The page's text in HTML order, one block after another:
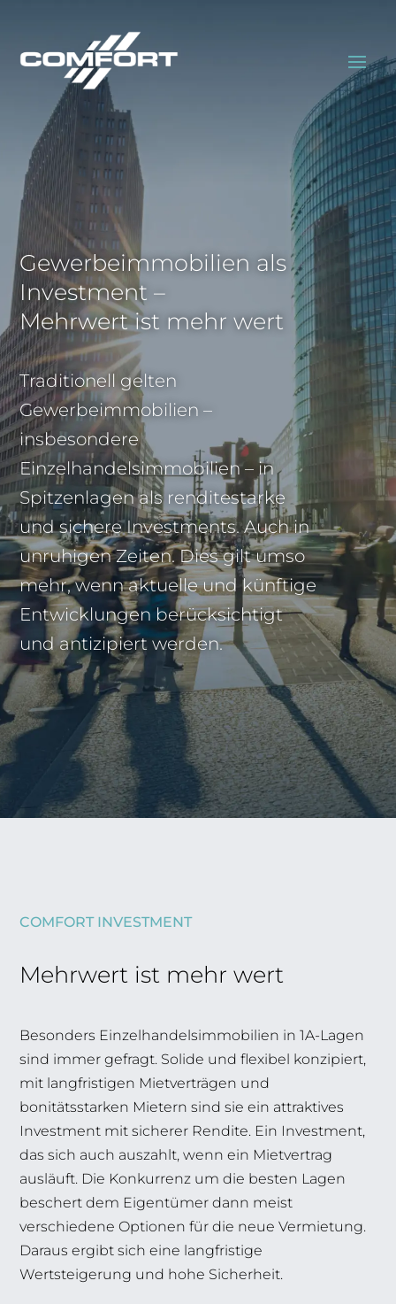
Gewerbeimmobilien als
Investment –
Mehrwert ist mehr wert
Traditionell gelten
Gewerbeimmobilien –
insbesondere
Einzelhandelsimmobilien – in
Spitzenlagen als renditestarke
und sichere Investments. Auch in
unruhigen Zeiten. Dies gilt umso
mehr, wenn aktuelle und künftige
Entwicklungen berücksichtigt
und antizipiert werden.
COMFORT INVESTMENT
Mehrwert ist mehr wert
Besonders Einzelhandelsimmobilien in 1A-Lagen
sind immer gefragt. Solide und flexibel konzipiert,
mit langfristigen Mietverträgen und
bonitätsstarken Mietern sind sie ein attraktives
Investment mit sicherer Rendite. Ein Investment,
das sich auch auszahlt, wenn ein Mietvertrag
ausläuft. Die Konkurrenz um die besten Lagen
beschert dem Eigentümer dann meist
verschiedene Optionen für die neue Vermietung.
Daraus ergibt sich eine langfristige
Wertsteigerung und hohe Sicherheit.